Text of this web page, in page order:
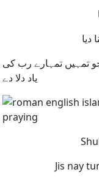
دیا
تمہیں تمہارے رب کی
یاد دلا دے
Jis nay